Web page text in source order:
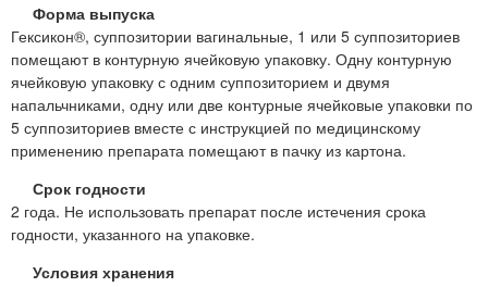
Форма выпуска
Гексикон®, суппозитории вагинальные, 1 или 5 суппозиториев
помещают в контурную ячейковую упаковку. Одну контурную
ячейковую упаковку с одним суппозиторием и двумя
напальчниками, одну или две контурные ячейковые упаковки по
5 суппозиториев вместе с инструкцией по медицинскому
применению препарата помещают в пачку из картона.
Срок годности
2 года. Не использовать препарат после истечения срока
годности, указанного на упаковке.
Условия хранения